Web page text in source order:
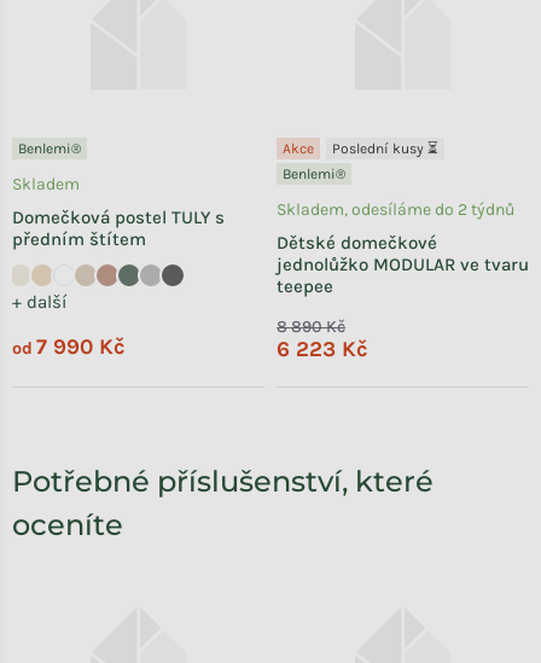
Benlemi®
Domečková postel TULY s
předním štítem
+ další
Skladem
od 7 990 Kč
Akce
Poslední kusy ⏳
Benlemi®
Dětské domečkové
jednolůžko MODULAR ve tvaru
teepee
Skladem, odesíláme do 2 týdnů
8 890 Kč
6 223 Kč
Potřebné příslušenství, které
oceníte